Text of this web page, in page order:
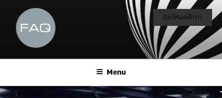
Menu
ปิดโหมดสีเทา